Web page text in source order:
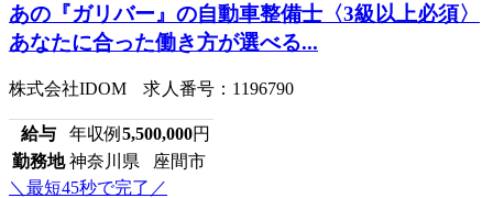
あの『ガリバー』の自動車整備士〈3級以上必須〉
あなたに合った働き方が選べる...
株式会社IDOM 求人番号：1196790
給与 年収例 5,500,000円
勤務地 神奈川県 座間市
＼最短45秒で完了／